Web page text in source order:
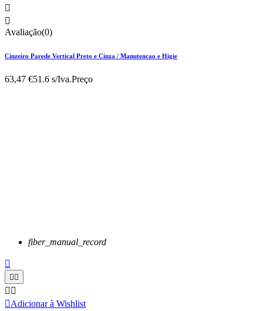


Avaliação(0)
Cinzeiro Parede Vertical Preto e Cinza / Manutencao e Higie
63,47 €51.6 s/Iva.Preço
fiber_manual_record

 
 
Adicionar à Wishlist